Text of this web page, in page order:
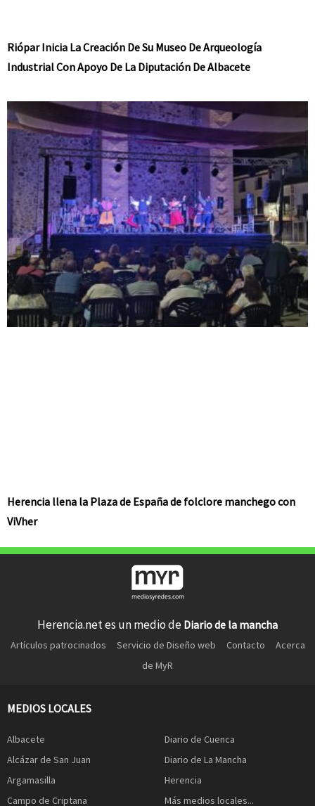
Riópar Inicia La Creación De Su Museo De Arqueología
Industrial Con Apoyo De La Diputación De Albacete
Herencia llena la Plaza de España de folclore manchego con
ViVher
Herencia.net es un medio de Diario de la mancha
Artículos patrocinados Servicio de Diseño web Contacto
Acerca
de MyR
MEDIOS LOCALES
Albacete
Alcázar de San Juan
Argamasilla
Campo de Criptana
Diario de Cuenca
Diario de La Mancha
Herencia
Más medios locales...